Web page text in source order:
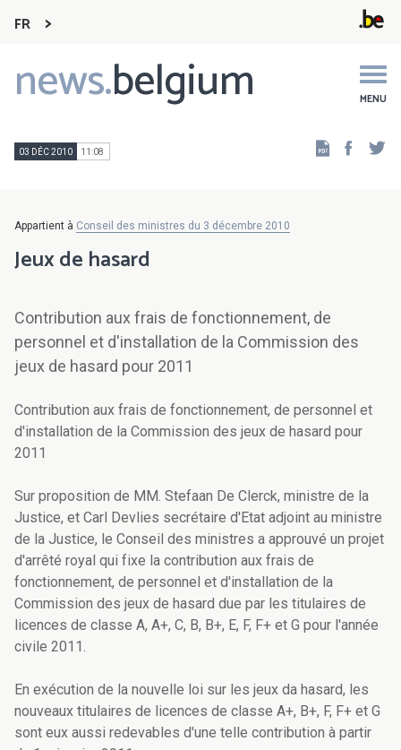
FR
news.belgium MENU
Main
navigation
03 DÉC 2010 11:08
Appartient à Conseil des ministres du 3 décembre 2010
Jeux de hasard
Contribution aux frais de fonctionnement, de
personnel et d'installation de la Commission des
jeux de hasard pour 2011
Contribution aux frais de fonctionnement, de personnel et
d'installation de la Commission des jeux de hasard pour
2011
Sur proposition de MM. Stefaan De Clerck, ministre de la
Justice, et Carl Devlies secrétaire d'Etat adjoint au ministre
de la Justice, le Conseil des ministres a approuvé un projet
d'arrêté royal qui fixe la contribution aux frais de
fonctionnement, de personnel et d'installation de la
Commission des jeux de hasard due par les titulaires de
licences de classe A, A+, C, B, B+, E, F, F+ et G pour l'année
civile 2011.
En exécution de la nouvelle loi sur les jeux da hasard, les
nouveaux titulaires de licences de classe A+, B+, F, F+ et G
sont eux aussi redevables d'une telle contribution à partir